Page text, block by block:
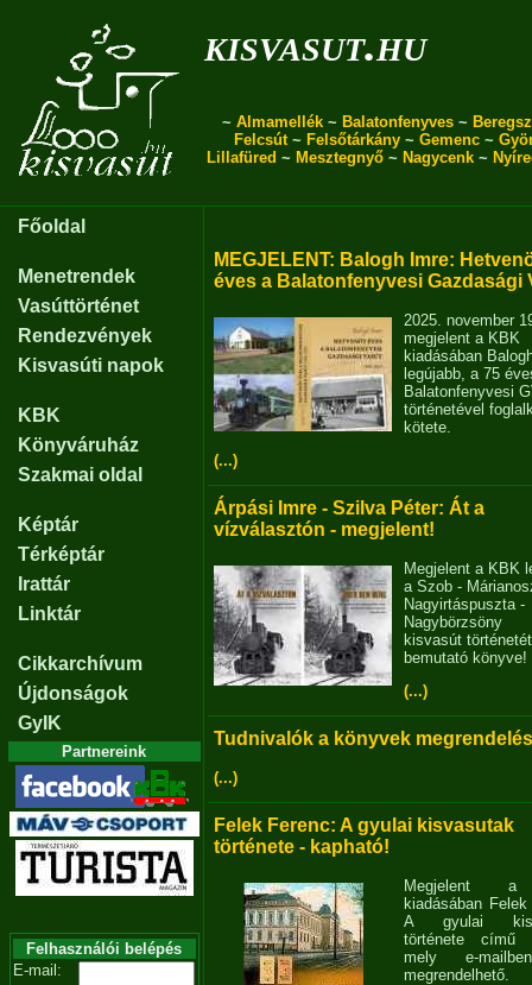
kisvasut.hu
~ Almamellék ~ Balatonfenyves ~
Felcsút~ Felsőtárkány ~ Gemenc ~
Lillafüred ~ Mesztegnyő ~ Nagycenk ~
Főoldal
Menetrendek
Vasúttörténet
Rendezvények
Kisvasúti napok
KBK
Könyváruház
Szakmai oldal
Képtár
Térképtár
Irattár
Linktár
Cikkarchívum
Újdonságok
GyIK
Partnereink
Felhasználói belépés
E-mail:
MEGJELENT: Balogh Imre:
éves a Balatonfenyvesi Gazdasági
2025. november
megjelent a KBK
kiadásában
legújabb, a 75
Balatonfenyvesi
történetével
kötete.
(...)
Árpási Imre - Szilva Péter: Át a
vízválasztón - megjelent!
Megjelent a KBK
a Szob -
Nagyirtáspuszta -
Nagybörzsöny
kisvasút történetét
bemutató könyve!
(...)
Tudnivalók a könyvek
(...)
Felek Ferenc: A gyulai kisvasutak
története - kapható!
Megjelent
kiadásában
A gyulai
története című
mely e-
megrendelhető.